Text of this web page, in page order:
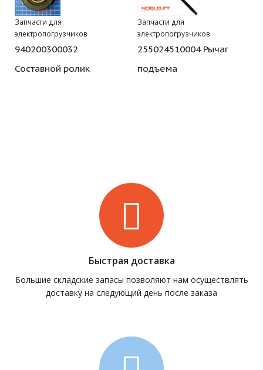
Запчасти для
электропогрузчиков
940200300032
Составной ролик
Запчасти для
электропогрузчиков
255024510004 Рычаг
подъема
Быстрая доставка
Большие складские запасы позволяют нам осуществлять
доставку на следующий день после заказа